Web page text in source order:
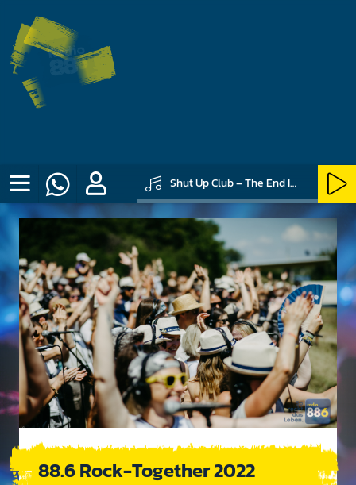
Shut Up Club – The End Is Near
88.6 Rock-Together 2022